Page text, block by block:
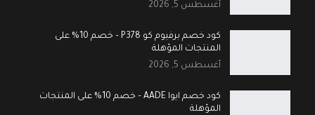
أغسطس 5, 2026
كود خصم برفيوم كو P378 – خصم 10% على
المنتجات المؤهلة
أغسطس 5, 2026
كود خصم ايوا AADE – خصم 10% على المنتجات
المؤهلة